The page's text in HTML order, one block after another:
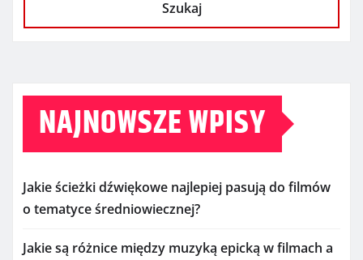
Szukaj
NAJNOWSZE WPISY
Jakie ścieżki dźwiękowe najlepiej pasują do filmów
o tematyce średniowiecznej?
Jakie są różnice między muzyką epicką w filmach a